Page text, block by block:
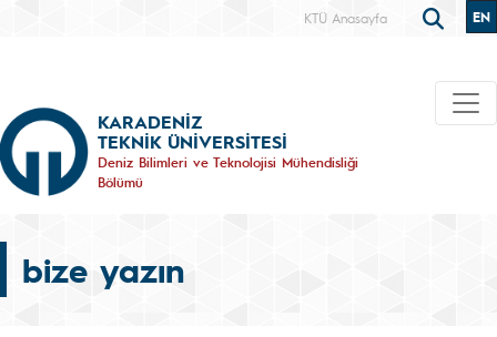
KTÜ Anasayfa EN
KARADENİZ
TEKNİK ÜNİVERSİTESİ
Deniz Bilimleri ve Teknolojisi Mühendisliği
Bölümü
bize yazın